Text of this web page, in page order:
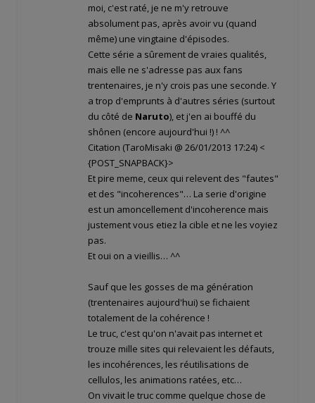
moi, c'est raté, je ne m'y retrouve
absolument pas, après avoir vu (quand
même) une vingtaine d'épisodes.
Cette série a sûrement de vraies qualités,
mais elle ne s'adresse pas aux fans
trentenaires, je n'y crois pas une seconde. Y
a trop d'emprunts à d'autres séries (surtout
du côté de Naruto), et j'en ai bouffé du
shônen (encore aujourd'hui !) ! ^^
Citation (TaroMisaki @ 26/01/2013 17:24) <
{POST_SNAPBACK}>
Et pire meme, ceux qui relevent des "fautes"
et des "incoherences"… La serie d'origine
est un amoncellement d'incoherence mais
justement vous etiez la cible et ne les voyiez
pas.
Et oui on a vieillis… ^^
Sauf que les gosses de ma génération
(trentenaires aujourd'hui) se fichaient
totalement de la cohérence !
Le truc, c'est qu'on n'avait pas internet et
trouze mille sites qui relevaient les défauts,
les incohérences, les réutilisations de
cellulos, les animations ratées, etc…
On vivait le truc comme quelque chose de